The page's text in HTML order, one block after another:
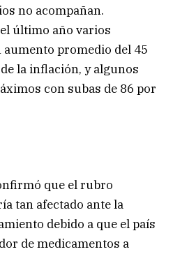
no acompañan.
último año varios
promedio del 45
la inflación, y algunos
con subas de 86 por
que el rubro
tan afectado ante la
debido a que el país
de medicamentos a